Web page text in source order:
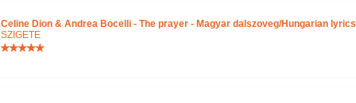
Celine Dion & Andrea Bocelli - The prayer - Magyar dalszoveg/Hungarian lyrics
SZIGETE